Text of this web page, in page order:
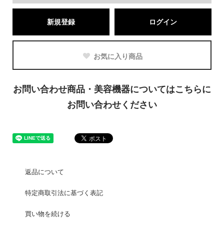
新規登録 ログイン
お気に入り商品
お問い合わせ商品・美容機器についてはこちらに
お問い合わせください
返品について
特定商取引法に基づく表記
買い物を続ける